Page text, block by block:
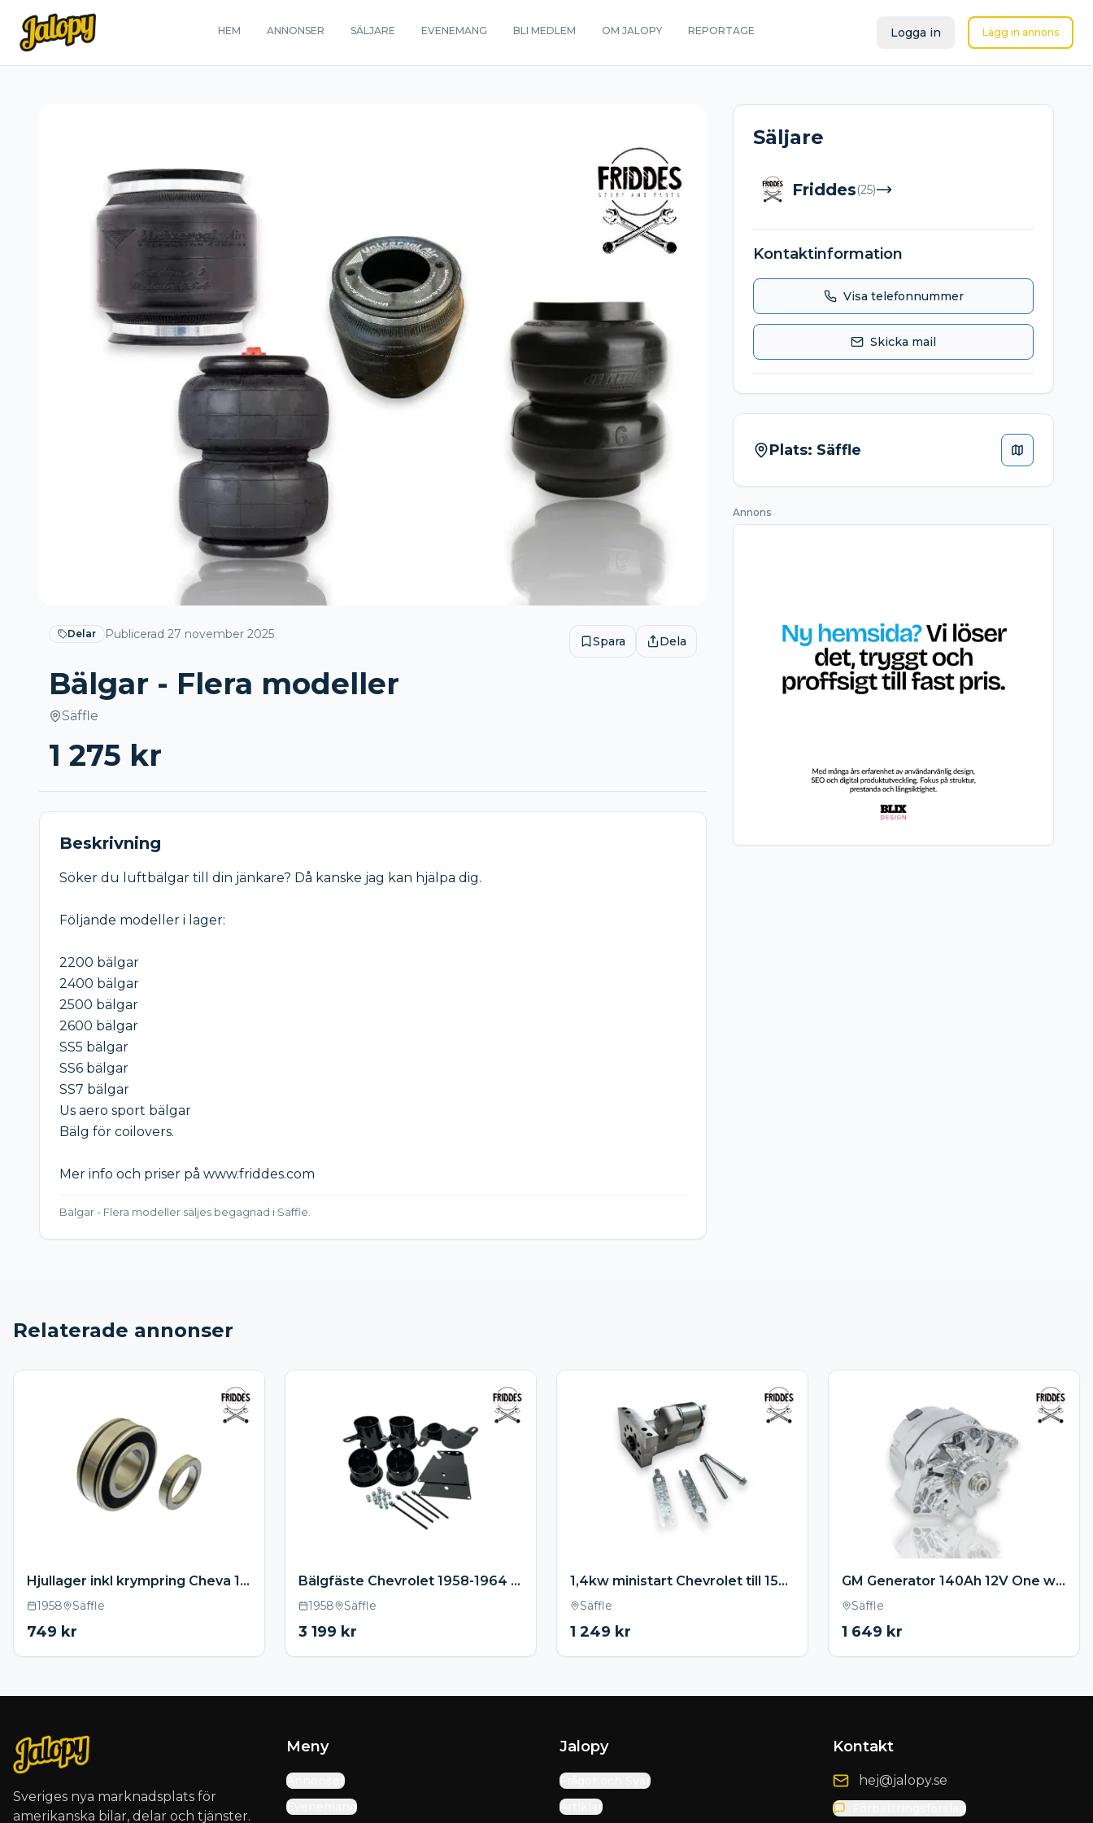
HEM ANNONSER SÄLJARE EVENEMANG BLI MEDLEM OM JALOPY REPORTAGE Logga in Lägg in annons
Delar Publicerad 27 november 2025 Spara Dela
Bälgar - Flera modeller
Säffle
1 275 kr
Beskrivning
Söker du luftbälgar till din jänkare? Då kanske jag kan hjälpa dig.
Följande modeller i lager:
2200 bälgar
2400 bälgar
2500 bälgar
2600 bälgar
SS5 bälgar
SS6 bälgar
SS7 bälgar
Us aero sport bälgar
Bälg för coilovers.
Mer info och priser på www.friddes.com
Bälgar - Flera modeller säljes begagnad i Säffle.
Säljare
Friddes(25)
Kontaktinformation
Visa telefonnummer
Skicka mail
Plats: Säffle
Annons
Relaterade annonser
Hjullager inkl krympring Cheva 1958-1964
1958 Säffle
749 kr
Bälgfäste Chevrolet 1958-1964 ink monteringskit – Svarta (Pulverlackerade)
1958 Säffle
3 199 kr
1,4kw ministart Chevrolet till 153 / 168 kugg
Säffle
1 249 kr
GM Generator 140Ah 12V One wire- Krom
Säffle
1 649 kr
Sveriges nya marknadsplats för
amerikanska bilar, delar och tjänster.
Meny
Annonser
Evenemang
Jalopy
Frågor och Svar
Artiklar
Kontakt
hej@jalopy.se
Förbättringsförslag